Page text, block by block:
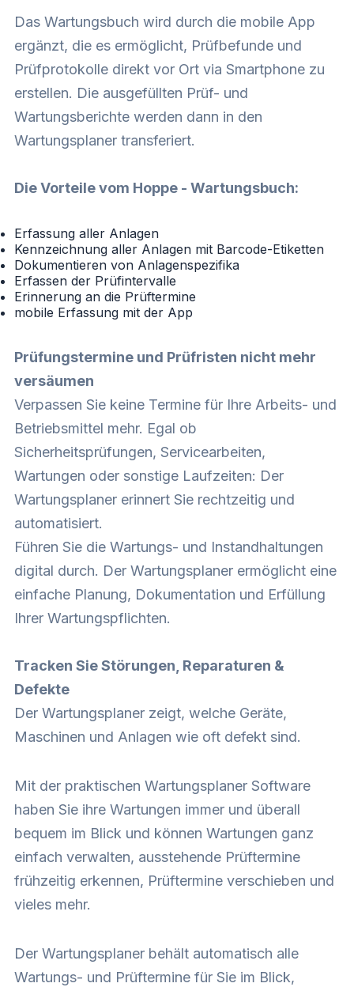
Das Wartungsbuch wird durch die mobile App
ergänzt, die es ermöglicht, Prüfbefunde und
Prüfprotokolle direkt vor Ort via Smartphone zu
erstellen. Die ausgefüllten Prüf- und
Wartungsberichte werden dann in den
Wartungsplaner transferiert.
Die Vorteile vom Hoppe - Wartungsbuch:
Erfassung aller Anlagen
Kennzeichnung aller Anlagen mit Barcode-Etiketten
Dokumentieren von Anlagenspezifika
Erfassen der Prüfintervalle
Erinnerung an die Prüftermine
mobile Erfassung mit der App
Prüfungstermine und Prüfristen nicht mehr
versäumen
Verpassen Sie keine Termine für Ihre Arbeits- und
Betriebsmittel mehr. Egal ob
Sicherheitsprüfungen, Servicearbeiten,
Wartungen oder sonstige Laufzeiten: Der
Wartungsplaner erinnert Sie rechtzeitig und
automatisiert.
Führen Sie die Wartungs- und Instandhaltungen
digital durch. Der Wartungsplaner ermöglicht eine
einfache Planung, Dokumentation und Erfüllung
Ihrer Wartungspflichten.
Tracken Sie Störungen, Reparaturen &
Defekte
Der Wartungsplaner zeigt, welche Geräte,
Maschinen und Anlagen wie oft defekt sind.
Mit der praktischen Wartungsplaner Software
haben Sie ihre Wartungen immer und überall
bequem im Blick und können Wartungen ganz
einfach verwalten, ausstehende Prüftermine
frühzeitig erkennen, Prüftermine verschieben und
vieles mehr.
Der Wartungsplaner behält automatisch alle
Wartungs- und Prüftermine für Sie im Blick,